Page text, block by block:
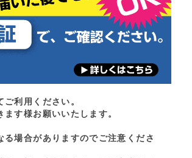
利用ください。
す様お願いいたします。
場合がありますのでご注意くださ